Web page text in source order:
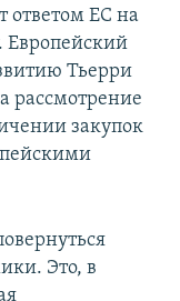
ответом ЕС на
Европейский
Тьерри
рассмотрение
закупок
Это, в